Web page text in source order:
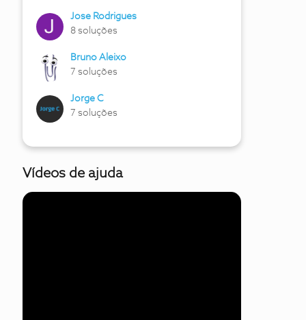
Jose Rodrigues
8 soluções
Bruno Aleixo
7 soluções
Jorge C
7 soluções
Vídeos de ajuda